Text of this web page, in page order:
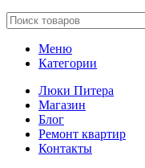
Меню
Категории
Люки Питера
Магазин
Блог
Ремонт квартир
Контакты